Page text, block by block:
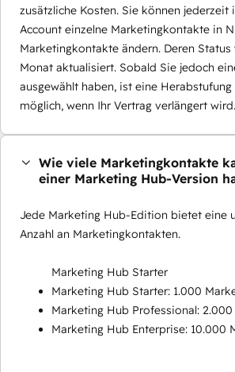
zusätzliche Kosten. Sie können
Account einzelne Marketingkontakte in
Marketingkontakte ändern. Deren
Monat aktualisiert. Sobald Sie jedoch
ausgewählt haben, ist eine
möglich, wenn Ihr Vertrag verlängert wird.
Wie viele Marketingkontakte
einer Marketing Hub-Version
Jede Marketing Hub-Edition bietet eine
Anzahl an Marketingkontakten.
Marketing Hub Starter
Marketing Hub Starter: 1.000
Marketing Hub Professional:
Marketing Hub Enterprise: 10.000